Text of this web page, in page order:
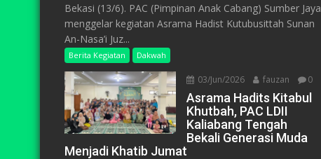
Bekasi (13/6). PAC (Pimpinan Anak Cabang) Sumber Jaya
menggelar kegiatan Asrama Hadist Kutubusittah Sunan
An-Nasa’i Juz...
Berita Kegiatan Dakwah
03/Jun/2026 fauzan 0
Asrama Hadits Kitabul
Khutbah, PAC LDII
Kaliabang Tengah
Bekali Generasi Muda
Menjadi Khatib Jumat